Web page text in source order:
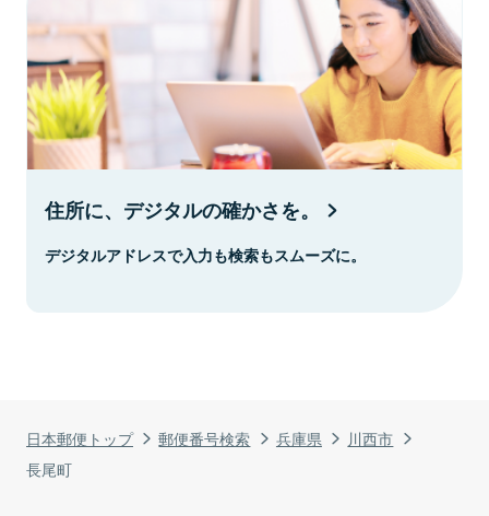
日本郵便トップ 郵便番号検索 兵庫県
川西市
長尾町
住所に、デジタルの確かさを。
デジタルアドレスで入力も検索もスムーズに。